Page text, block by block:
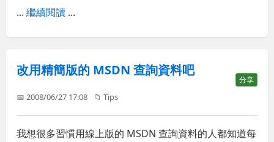
...繼續閱讀 ...
改用精簡版的 MSDN 查詢資料吧
分享
📅 2008/06/27 17:08 📁Tips
我想很多習慣用線上版的 MSDN 查詢資料的人都知道每